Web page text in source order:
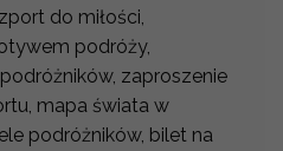
do miłości,
podróży,
zaproszenie
mapa świata w
podróżników, bilet na